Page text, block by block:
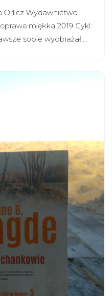
Orlicz Wydawnictwo
miękka 2019 Cykl:
sobie wyobrażał,…